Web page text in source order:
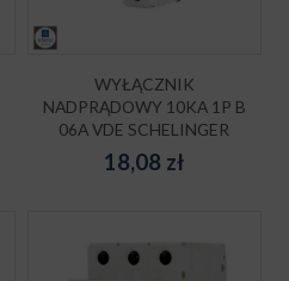
WYŁĄCZNIK
NADPRĄDOWY 10KA 1P B
06A VDE SCHELINGER
18,08 zł